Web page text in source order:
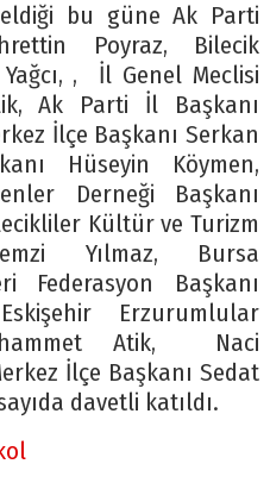
bu güne Ak Parti
Poyraz, Bilecik
, İl Genel Meclisi
Ak Parti İl Başkanı
İlçe Başkanı Serkan
Hüseyin Köymen,
Derneği Başkanı
Kültür ve Turizm
Yılmaz, Bursa
Federasyon Başkanı
Erzurumlular
Atik, Naci
İlçe Başkanı Sedat
davetli katıldı.